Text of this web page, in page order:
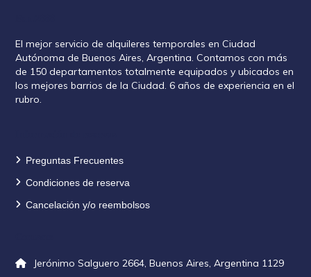
El mejor servicio de alquileres temporales en Ciudad
Autónoma de Buenos Aires, Argentina. Contamos con más
de 150 departamentos totalmente equipados y ubicados en
los mejores barrios de la Ciudad. 6 años de experiencia en el
rubro.
Preguntas Frecuentes
Condiciones de reserva
Cancelación y/o reembolsos
Jerónimo Salguero 2664, Buenos Aires, Argentina 1129